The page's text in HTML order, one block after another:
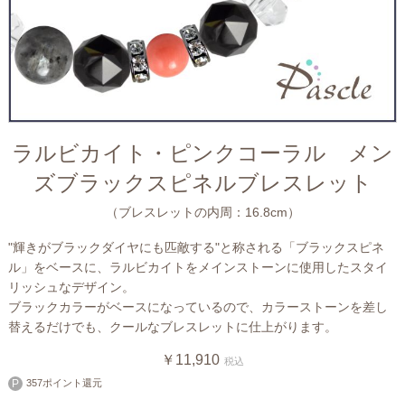
ラルビカイト・ピンクコーラル メン
ズブラックスピネルブレスレット
（ブレスレットの内周：16.8cm）
"輝きがブラックダイヤにも匹敵する"と称される「ブラックスピネ
ル」をベースに、ラルビカイトをメインストーンに使用したスタイ
リッシュなデザイン。
ブラックカラーがベースになっているので、カラーストーンを差し
替えるだけでも、クールなブレスレットに仕上がります。
￥11,910 税込
357ポイント還元